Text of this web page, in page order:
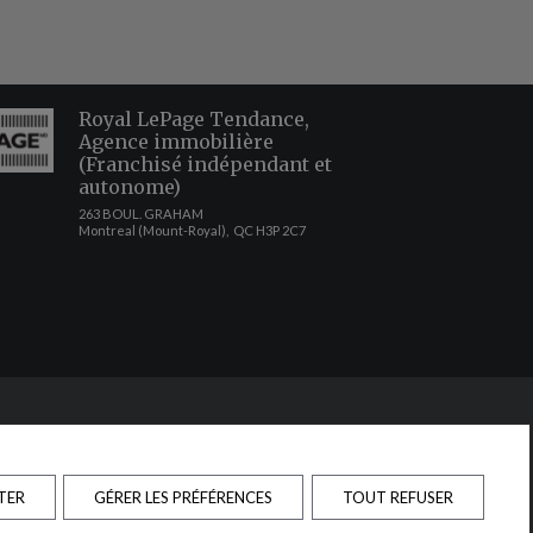
GÉRER LES PRÉFÉRENCES TOUT REFUSER
Royal LePage Tendance,
Agence immobilière
(Franchisé indépendant et
autonome)
263 BOUL. GRAHAM
Montreal (Mount-Royal), QC H3P 2C7
quelque nature que ce soit est donnée quant à l'exactitude desdits
déposées de REALTOR® Canada Inc., une compagnie dont la
que fournissent les courtiers et agents d'immeuble membres
non sollicitées au propriétaire du site Web.